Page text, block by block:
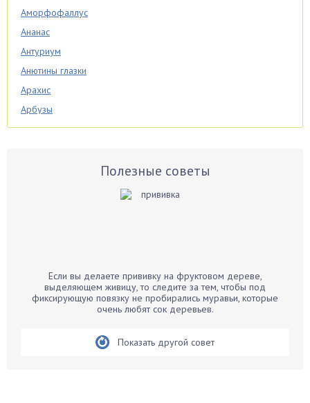
Аморфофаллус
Ананас
Антуриум
Анютины глазки
Арахис
Арбузы
Аспарагус
Бархатцы
Бегония
Полезные советы
Если вы делаете прививку на фруктовом дереве,
выделяющем живицу, то следите за тем, чтобы под
фиксирующую повязку не пробирались муравьи, которые
очень любят сок деревьев.
Показать другой совет